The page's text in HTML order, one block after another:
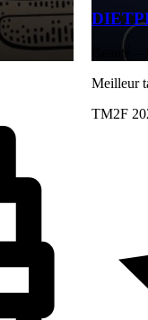
Beauté
Meilleur
TM2F